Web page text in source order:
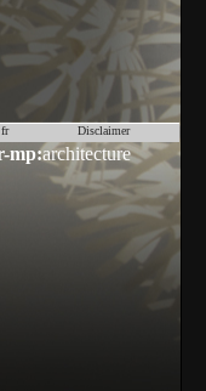
mp:architecture
fr Disclaimer